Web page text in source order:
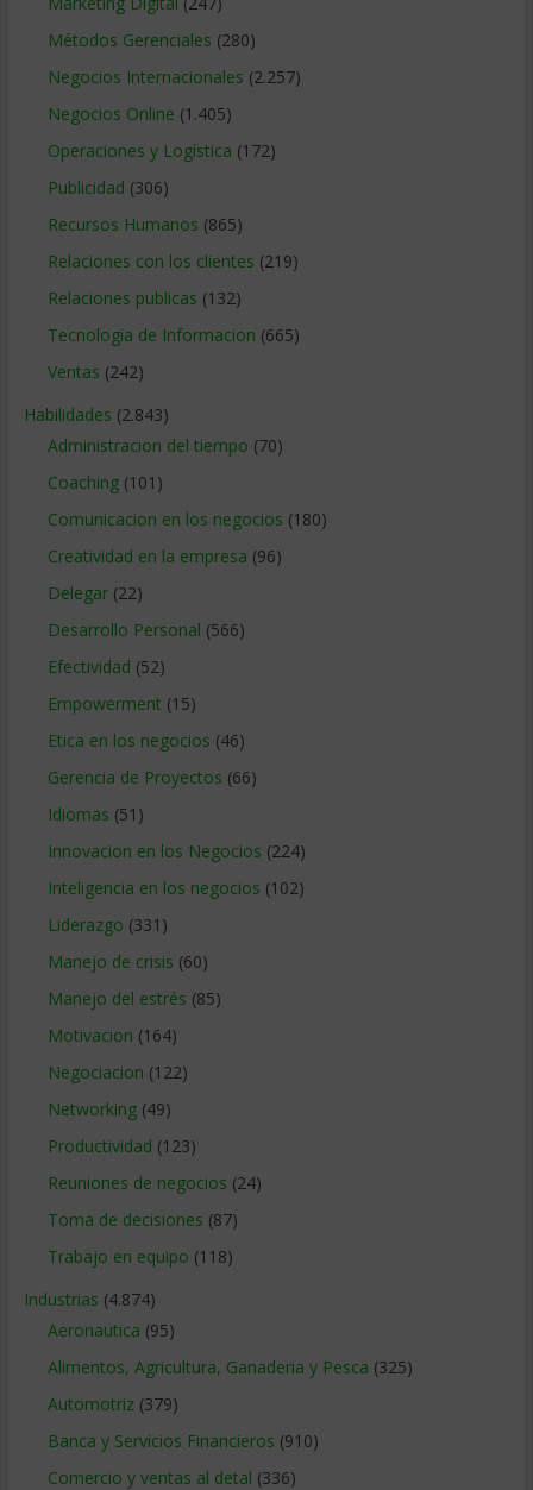
Métodos Gerenciales (280)
Negocios Internacionales (2.257)
Negocios Online (1.405)
Operaciones y Logística (172)
Publicidad (306)
Recursos Humanos (865)
Relaciones con los clientes (219)
Relaciones publicas (132)
Tecnologia de Informacion (665)
Ventas (242)
Habilidades (2.843)
Administracion del tiempo (70)
Coaching(101)
Comunicacion en los negocios (180)
Creatividad en la empresa (96)
Delegar(22)
Desarrollo Personal (566)
Efectividad (52)
Empowerment (15)
Etica en los negocios (46)
Gerencia de Proyectos (66)
Idiomas (51)
Innovacion en los Negocios (224)
Inteligencia en los negocios (102)
Liderazgo (331)
Manejo de crisis (60)
Manejo del estrés (85)
Motivacion (164)
Negociacion (122)
Networking(49)
Productividad (123)
Reuniones de negocios (24)
Toma de decisiones (87)
Trabajo en equipo (118)
Industrias (4.874)
Aeronautica (95)
Alimentos, Agricultura, Ganaderia y Pesca (325)
Automotriz(379)
Banca y Servicios Financieros (910)
Comercio y ventas al detal (336)